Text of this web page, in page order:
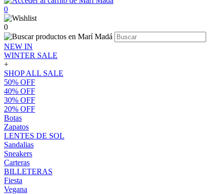
0
0
NEW IN
WINTER SALE
+
SHOP ALL SALE
50% OFF
40% OFF
30% OFF
20% OFF
Botas
Zapatos
LENTES DE SOL
Sandalias
Sneakers
Carteras
BILLETERAS
Fiesta
Vegana